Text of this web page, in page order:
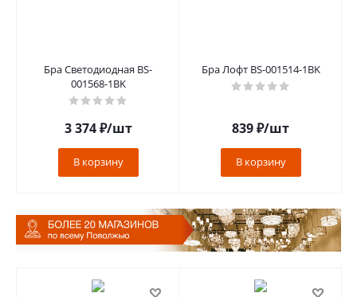
Бра Светодиодная BS-
001568-1BK
3 374₽/шт
В корзину
Бра Лофт BS-001514-1BK
839₽/шт
В корзину